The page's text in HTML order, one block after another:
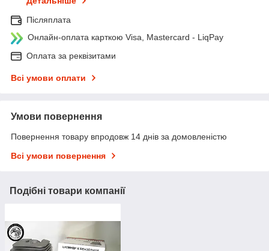
Післяплата
Онлайн-оплата карткою Visa, Mastercard - LiqPay
Оплата за реквізитами
Всі умови оплати
Умови повернення
Повернення товару впродовж 14 днів за домовленістю
Всі умови повернення
Подібні товари компанії